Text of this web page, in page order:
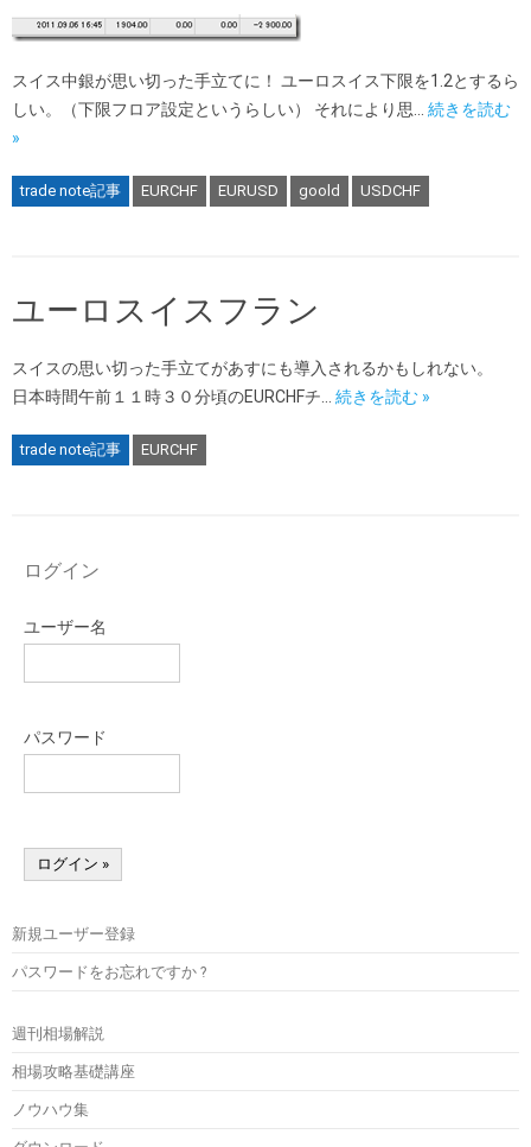
スイス中銀が思い切った手立てに！ ユーロスイス下限を1.2とするら
しい。（下限フロア設定というらしい） それにより思… 続きを読む
»
trade note記事 EURCHF EURUSD goold USDCHF
ユーロスイスフラン
スイスの思い切った手立てがあすにも導入されるかもしれない。
日本時間午前１１時３０分頃のEURCHFチ… 続きを読む »
trade note記事 EURCHF
ログイン
ユーザー名
パスワード
新規ユーザー登録
パスワードをお忘れですか ?
週刊相場解説
相場攻略基礎講座
ノウハウ集